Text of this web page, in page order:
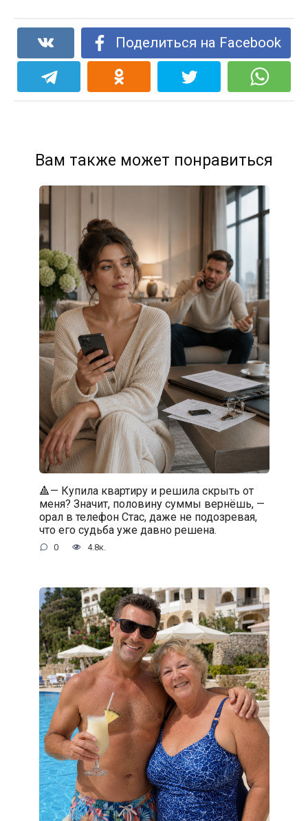
Поделиться на Facebook
Вам также может понравиться
🔺— Купила квартиру и решила скрыть от
меня? Значит, половину суммы вернёшь, —
орал в телефон Стас, даже не подозревая,
что его судьба уже давно решена.
0 4.8к.